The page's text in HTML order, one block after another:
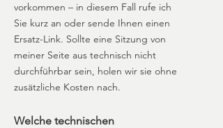
vorkommen – in diesem Fall rufe ich
Sie kurz an oder sende Ihnen einen
Ersatz-Link. Sollte eine Sitzung von
meiner Seite aus technisch nicht
durchführbar sein, holen wir sie ohne
zusätzliche Kosten nach.
Welche technischen